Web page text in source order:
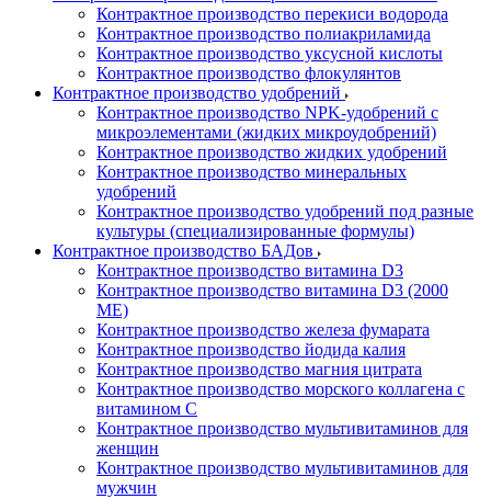
Контрактное производство перекиси водорода
Контрактное производство полиакриламида
Контрактное производство уксусной кислоты
Контрактное производство флокулянтов
Контрактное производство удобрений
Контрактное производство NPK-удобрений с
микроэлементами (жидких микроудобрений)
Контрактное производство жидких удобрений
Контрактное производство минеральных
удобрений
Контрактное производство удобрений под разные
культуры (специализированные формулы)
Контрактное производство БАДов
Контрактное производство витамина D3
Контрактное производство витамина D3 (2000
МЕ)
Контрактное производство железа фумарата
Контрактное производство йодида калия
Контрактное производство магния цитрата
Контрактное производство морского коллагена с
витамином С
Контрактное производство мультивитаминов для
женщин
Контрактное производство мультивитаминов для
мужчин